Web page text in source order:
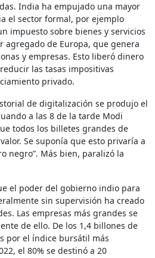
India ha empujado una mayor
el sector formal, por ejemplo
impuesto sobre bienes y servicios
agregado de Europa, que genera
y empresas. Esto liberó dinero
las tasas impositivas
privado.
a las 8 de la tarde Modi
todos los billetes grandes de
Se suponía que esto privaría a
negro”. Más bien, paralizó la
sin supervisión ha creado
Las empresas más grandes se
de ello. De los 1,4 billones de
por el índice bursátil más
el 80% se destinó a 20